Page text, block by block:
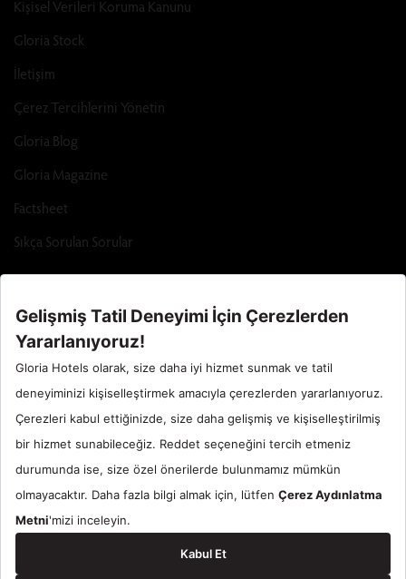
Kişisel Verileri Koruma Kanunu
Gloria Stock
İletişim
Çerez Tercihlerini Yönetin
Gloria Blog
Gloria Magazine
Factsheet
Sıkça Sorulan Sorular
Call Center : 90 242 710 06 00
Otel Santral : 90534 461 97 97
Gloria Hotels & Resorts bir